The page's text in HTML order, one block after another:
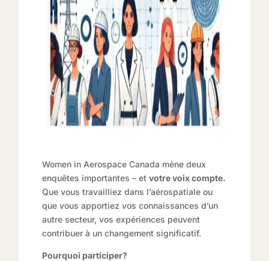
Women in Aerospace Canada mène deux
enquêtes importantes – et votre voix compte.
Que vous travailliez dans l’aérospatiale ou
que vous apportiez vos connaissances d’un
autre secteur, vos expériences peuvent
contribuer à un changement significatif.
Pourquoi participer?